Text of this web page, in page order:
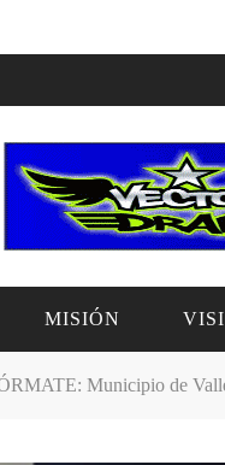
MISIÓN
Municipio de